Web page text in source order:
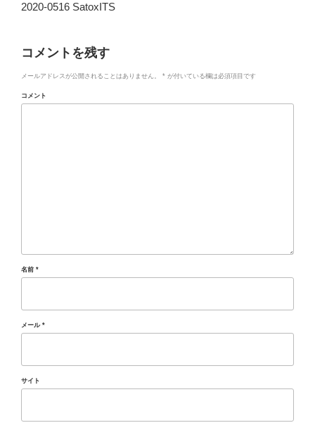
2020-0516 SatoxITS
コメントを残す
メールアドレスが公開されることはありません。 * が付いている欄は必須項目です
コメント
名前 *
メール *
サイト